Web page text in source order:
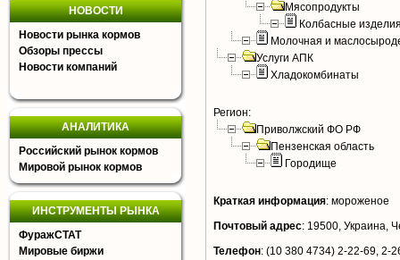
НОВОСТИ
Новости рынка кормов
Обзоры прессы
Новости компаний
АНАЛИТИКА
Российский рынок кормов
Мировой рынок кормов
ИНСТРУМЕНТЫ РЫНКА
ФуражСТАТ
Мировые биржи
Мясопродукты
Колбасные
Молочная и
Услуги АПК
Хладокомбинаты
Регион:
Приволжский ФО РФ
Пензенская область
Городище
Краткая информация: мороженое
Почтовый адрес: 19500, Украина,
Телефон: (10 380 4734) 2-22-69, 2-